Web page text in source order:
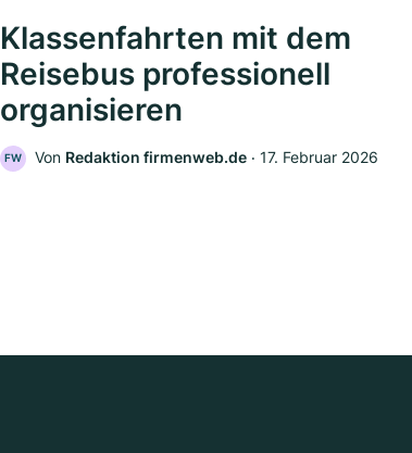
Klassenfahrten mit dem
Reisebus professionell
organisieren
FW Von Redaktion firmenweb.de ‧ 17. Februar 2026